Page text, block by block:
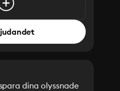
dina olyssnade